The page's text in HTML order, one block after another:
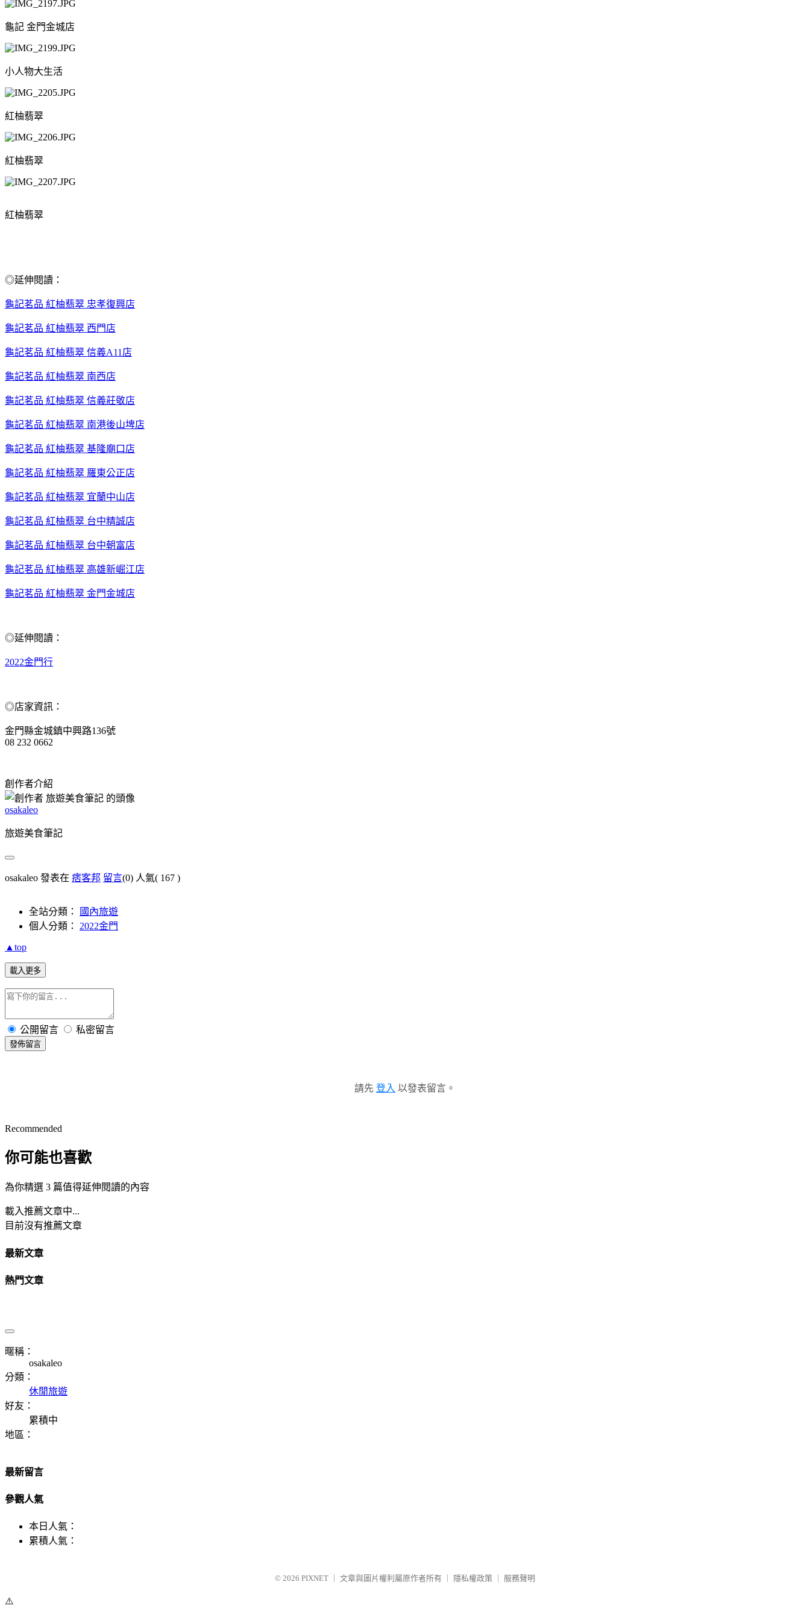
龜記 金門金城店
小人物大生活
紅柚翡翠
紅柚翡翠
紅柚翡翠
◎延伸閱讀：
龜記茗品 紅柚翡翠 忠孝復興店
龜記茗品 紅柚翡翠 西門店
龜記茗品 紅柚翡翠 信義A11店
龜記茗品 紅柚翡翠 南西店
龜記茗品 紅柚翡翠 信義莊敬店
龜記茗品 紅柚翡翠 南港後山埤店
龜記茗品 紅柚翡翠 基隆廟口店
龜記茗品 紅柚翡翠 羅東公正店
龜記茗品 紅柚翡翠 宜蘭中山店
龜記茗品 紅柚翡翠 台中精誠店
龜記茗品 紅柚翡翠 台中朝富店
龜記茗品 紅柚翡翠 高雄新崛江店
龜記茗品 紅柚翡翠 金門金城店
◎延伸閱讀：
2022金門行
◎店家資訊：
金門縣金城鎮中興路136號
08 232 0662
創作者介紹
osakaleo
旅遊美食筆記
osakaleo 發表在 痞客邦 留言(0) 人氣( 167 )
全站分類：
國內旅遊
個人分類： 2022金門
▲top
載入更多
公開留言 私密留言
發佈留言
請先 登入 以發表留言。
Recommended
你可能也喜歡
為你精選 3 篇值得延伸閱讀的內容
載入推薦文章中...
目前沒有推薦文章
最新文章
熱門文章
暱稱：
osakaleo
分類：
休閒旅遊
好友：
累積中
地區：
最新留言
參觀人氣
本日人氣：
累積人氣：
© 2026 PIXNET 文章與圖片權利屬原作者所有 隱私權政策 服務聲明
⚠️